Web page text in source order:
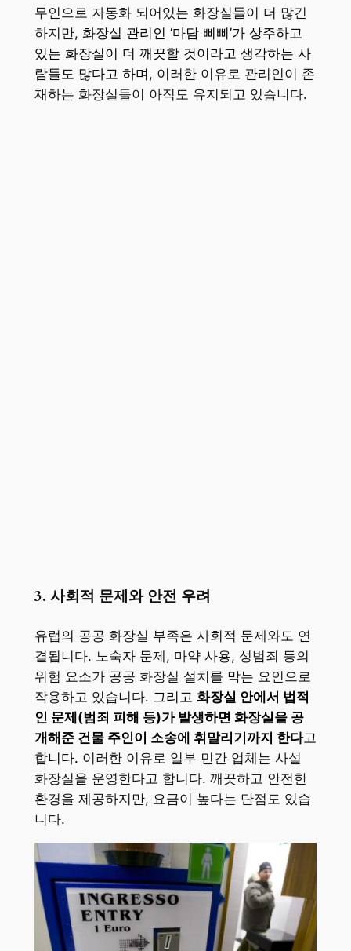
무인으로 자동화 되어있는 화장실들이 더 많긴
하지만, 화장실 관리인 ‘마담 삐삐’가 상주하고
있는 화장실이 더 깨끗할 것이라고 생각하는 사
람들도 많다고 하며 , 이러한 이유로 관리인이 존
재하는 화장실들이 아직도 유지되고 있습니다.
3. 사회적 문제와 안전 우려
유럽의 공공 화장실 부족은 사회적 문제와도 연
결됩니다. 노숙자 문제, 마약 사용, 성범죄 등의
위험 요소가 공공 화장실 설치를 막는 요인으로
작용하고 있습니다. 그리고 화장실 안에서 법적
인 문제(범죄 피해 등)가 발생하면 화장실을 공
개해준 건물 주인이 소송에 휘말리기까지 한다고
합니다. 이러한 이유로 일부 민간 업체는 사설
화장실을 운영한다고 합니다. 깨끗하고 안전한
환경을 제공하지만, 요금이 높다는 단점도 있습
니다.